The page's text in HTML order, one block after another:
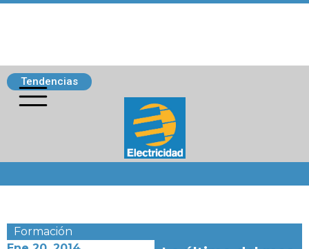
Tendencias
Formación